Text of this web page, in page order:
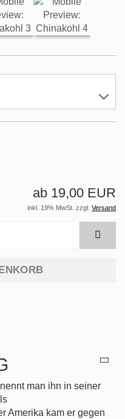
ab 19,00 EUR
inkl. 19% MwSt. zzgl. Versand
man ihn in seiner
Amerika kam er gegen